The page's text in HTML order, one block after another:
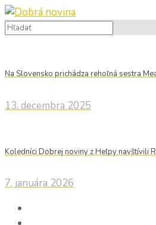
Na Slovensko prichádza rehoľná sestra
13. decembra 2025
Koledníci Dobrej noviny z Heľpy navštívili
7. januára 2026